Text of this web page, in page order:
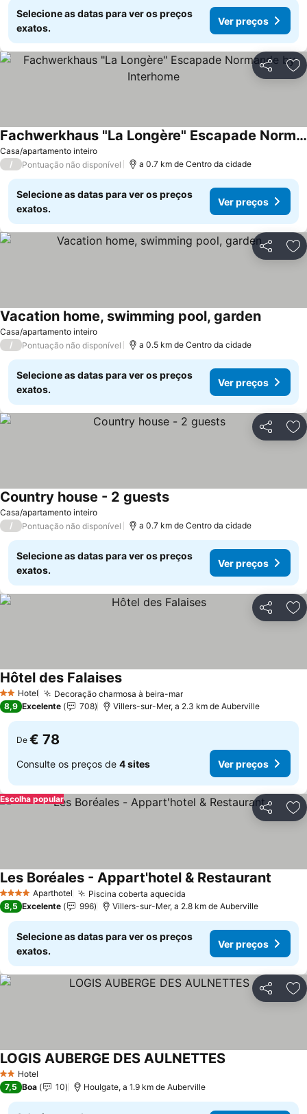
Selecione as datas para ver os preços
exatos.
Ver preços
Partilhar
Casa/apartamento inteiro
Fachwerkhaus "La Longère" Escapade Normande by Interhome
/ Pontuação não disponível a 0.7 km de Centro da cidade
Selecione as datas para ver os preços
exatos.
Ver preços
Partilhar
Casa/apartamento inteiro
Vacation home, swimming pool, garden
/ Pontuação não disponível a 0.5 km de Centro da cidade
Selecione as datas para ver os preços
exatos.
Ver preços
Partilhar
Casa/apartamento inteiro
Country house - 2 guests
/ Pontuação não disponível a 0.7 km de Centro da cidade
Selecione as datas para ver os preços
exatos.
Ver preços
Partilhar
2 Estrelas
Hotel Decoração charmosa à beira-mar
Hôtel des Falaises
8,9 Excelente 708 Villers-sur-Mer, a 2.3 km de Auberville
De € 78
Consulte os preços de 4 sites Ver preços
Partilhar
Escolha popular
4 EstrelasAparthotel Piscina coberta aquecida
Les Boréales - Appart'hotel & Restaurant
8,5 Excelente 996 Villers-sur-Mer, a 2.8 km de Auberville
Selecione as datas para ver os preços
exatos.
Ver preços
Partilhar
2 Estrelas
Hotel
LOGIS AUBERGE DES AULNETTES
7,5 Boa 10 Houlgate, a 1.9 km de Auberville